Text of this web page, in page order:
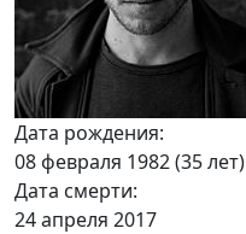
Дата рождения:
08 февраля 1982 (35 лет)
Дата смерти:
24 апреля 2017